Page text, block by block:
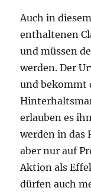
Auch in
enthaltenen
und müssen
werden. Der
und bekommt
erlauben es
werden in das
aber nur auf
Aktion als
dürfen auch